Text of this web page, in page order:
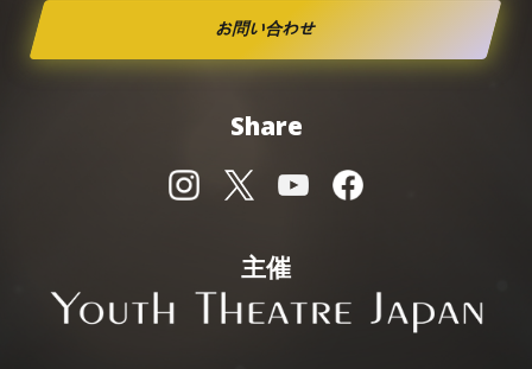
お問い合わせ
Share
主催